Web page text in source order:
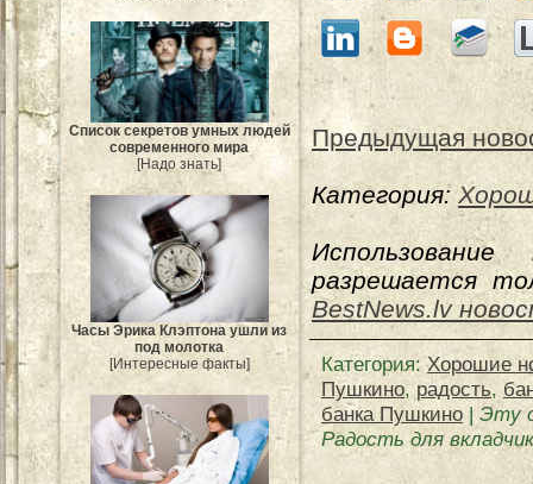
Список секретов умных людей
современного мира
[Надо знать]
Часы Эрика Клэптона ушли из
под молотка
[Интересные факты]
Предыдущая
Категория:
разрешается
BestNews.lv
Категория:Хорошие
Пушкино, радость,
банка Пушкино |Эту
Радость для